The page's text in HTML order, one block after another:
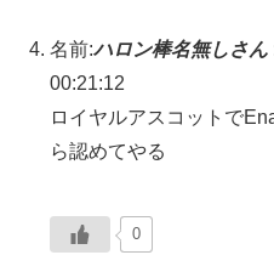
名前:ハロン棒名無しさん
00:21:12
ロイヤルアスコットで
ら認めてやる
0